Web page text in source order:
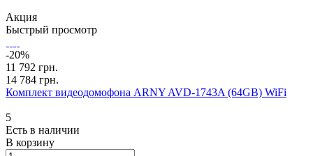
Акция
Быстрый просмотр
-20%
11 792 грн.
14 784 грн.
Комплект видеодомофона ARNY AVD-1743A (64GB) WiFi
5
Есть в наличии
В корзину